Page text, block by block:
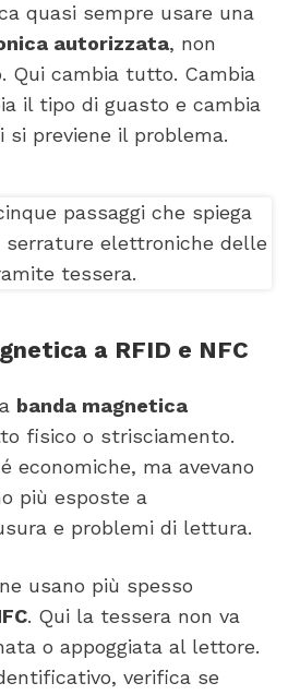
quasi sempre usare una
autorizzata, non
Qui cambia tutto. Cambia
il tipo di guasto e cambia
si previene il problema.
a RFID e NFC
banda magnetica
fisico o strisciamento.
economiche, ma avevano
più esposte a
e problemi di lettura.
usano più spesso
. Qui la tessera non va
o appoggiata al lettore.
verifica se